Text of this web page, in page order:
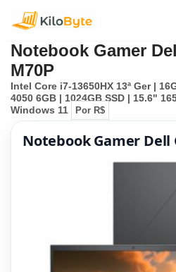
para
o
conteúdo
Notebook Gamer
M70P
Intel Core i7-13650HX 13ª Ger |
4050 6GB | 1024GB SSD | 15.6"
Windows 11
Por R$
Notebook Gamer Dell